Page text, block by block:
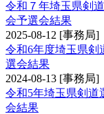
令和７年埼玉県剣
会予選会結果
2025-08-12 [事務局]
令和6年度埼玉県剣
選会結果
2024-08-13 [事務局]
令和5年埼玉県剣道
会結果